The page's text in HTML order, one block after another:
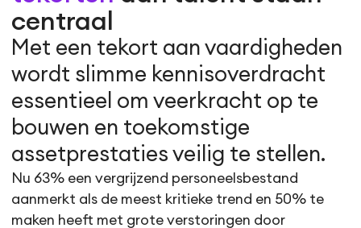
centraal
Met een tekort aan vaardigheden
wordt slimme kennisoverdracht
essentieel om veerkracht op te
bouwen en toekomstige
assetprestaties veilig te stellen.
Nu 63% een vergrijzend personeelsbestand
aanmerkt als de meest kritieke trend en 50% te
maken heeft met grote verstoringen door